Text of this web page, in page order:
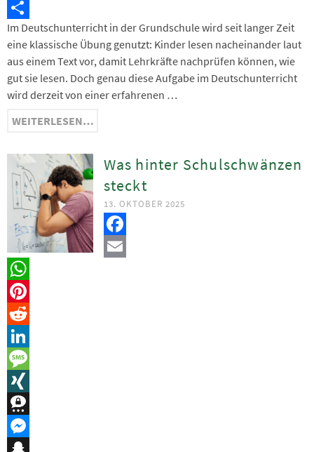
Telegram
Teilen
Im Deutschunterricht in der Grundschule wird seit langer Zeit
eine klassische Übung genutzt: Kinder lesen nacheinander laut
aus einem Text vor, damit Lehrkräfte nachprüfen können, wie
gut sie lesen. Doch genau diese Aufgabe im Deutschunterricht
wird derzeit von einer erfahrenen …
WEITERLESEN…
Was hinter Schulschwänzen
steckt
13. OKTOBER 2025
Facebook
Email
WhatsApp
Pinterest
Reddit
LinkedIn
Message
XING
Threema
Messenger